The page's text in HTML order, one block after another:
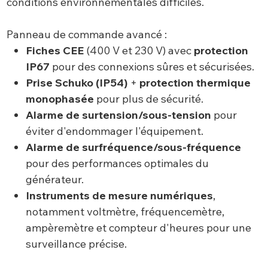
Panneau de commande avancé :
Fiches CEE (400 V et 230 V) avec protection
IP67 pour des connexions sûres et sécurisées.
Prise Schuko (IP54) + protection thermique
monophasée pour plus de sécurité.
Alarme de surtension/sous-tension pour
éviter d'endommager l'équipement.
Alarme de surfréquence/sous-fréquence
pour des performances optimales du
générateur.
Instruments de mesure numériques,
notamment voltmètre, fréquencemètre,
ampèremètre et compteur d'heures pour une
surveillance précise.